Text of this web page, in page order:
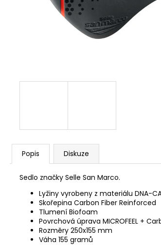
Popis Diskuze
Sedlo značky Selle San Marco.
Lyžiny vyrobeny z materiálu DNA-
Skořepina Carbon Fiber Reinforced
Tlumení Biofoam
Povrchová úprava MICROFEEL +
Rozměry 250x155 mm
Váha 155 gramů
CYKLISTICKÁ ČEPIČKA ADC
390 Kč